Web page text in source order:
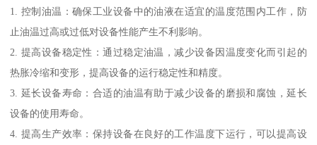
1. 控制油温：确保工业设备中的油液在适宜的温度范围内工作，防
止油温过高或过低对设备性能产生不利影响。
2. 提高设备稳定性：通过稳定油温，减少设备因温度变化而引起的
热胀冷缩和变形，提高设备的运行稳定性和精度。
3. 延长设备寿命：合适的油温有助于减少设备的磨损和腐蚀，延长
设备的使用寿命。
4. 提高生产效率：保持设备在良好的工作温度下运行，可以提高设